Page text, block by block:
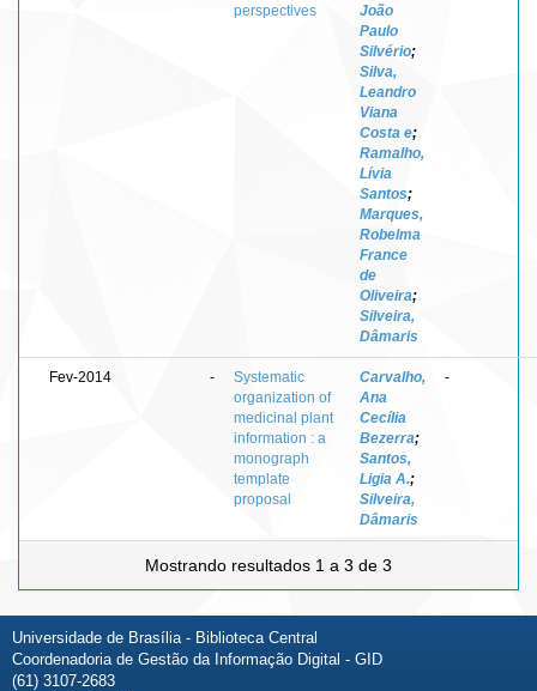
perspectives
João
Paulo
Silvério;
Silva,
Leandro
Viana
Costa e;
Ramalho,
Lívia
Santos;
Marques,
Robelma
France
de
Oliveira;
Silveira,
Dâmaris
Fev-2014 -
Systematic
organization of
medicinal plant
information : a
monograph
template
proposal
Carvalho,
Ana
Cecília
Bezerra;
Santos,
Ligia A.;
Silveira,
Dâmaris
-
Mostrando resultados 1 a 3 de 3
Universidade de Brasília - Biblioteca Central
Coordenadoria de Gestão da Informação Digital - GID
(61) 3107-2683